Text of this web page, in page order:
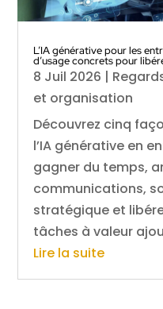
L’IA générative pour les
d’usage concrets pour
8 Juil 2026 |
et organisation
Découvrez cinq
l’IA générative en
gagner du temps,
communications,
stratégique et
tâches à valeur
Lire la suite